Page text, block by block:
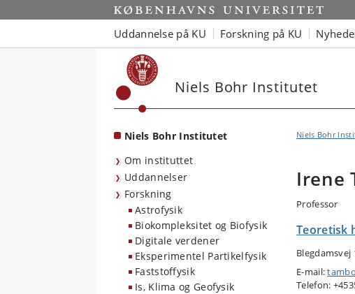
Start
Uddannelse på KU Forskning på KU
Niels Bohr Institutet
Niels Bohr Institutet
Om instituttet
Uddannelser
Forskning
Astrofysik
Biokompleksitet og Biofysik
Digitale verdener
Eksperimentel Partikelfysik
Faststoffysik
Is, Klima og Geofysik
Niels Bohr
Irene
Professor
Teoretisk
Blegdamsvej
E-mail:
Telefon: